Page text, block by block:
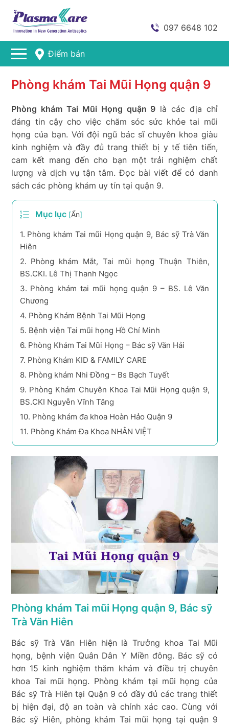
097 6648 102
Điểm bán
Phòng khám Tai Mũi Họng quận 9
Phòng khám Tai Mũi Họng quận 9 là các địa chỉ
đáng tin cậy cho việc chăm sóc sức khỏe tai mũi
họng của bạn. Với đội ngũ bác sĩ chuyên khoa giàu
kinh nghiệm và đầy đủ trang thiết bị y tế tiên tiến,
cam kết mang đến cho bạn một trải nghiệm chất
lượng và dịch vụ tận tâm. Đọc bài viết để có danh
sách các phòng khám uy tín tại quận 9.
Mục lục [Ẩn]
1. Phòng khám Tai mũi Họng quận 9, Bác sỹ Trà Văn
Hiên
2. Phòng khám Mắt, Tai mũi họng Thuận Thiên,
BS.CKI. Lê Thị Thanh Ngọc
3. Phòng khám tai mũi họng quận 9 – BS. Lê Văn
Chương
4. Phòng Khám Bệnh Tai Mũi Họng
5. Bệnh viện Tai mũi họng Hồ Chí Minh
6. Phòng Khám Tai Mũi Họng – Bác sỹ Văn Hải
7. Phòng Khám KID & FAMILY CARE
8. Phòng khám Nhi Đồng – Bs Bạch Tuyết
9. Phòng Khám Chuyên Khoa Tai Mũi Họng quận 9,
BS.CKI Nguyễn Vĩnh Tăng
10. Phòng khám đa khoa Hoàn Hảo Quận 9
11. Phòng Khám Đa Khoa NHÂN VIỆT
Phòng khám Tai mũi Họng quận 9, Bác sỹ
Trà Văn Hiên
Bác sỹ Trà Văn Hiên hiện là Trưởng khoa Tai Mũi
họng, bệnh viện Quân Dân Y Miền đông. Bác sỹ có
hơn 15 kinh nghiệm thăm khám và điều trị chuyên
khoa Tai mũi họng. Phòng khám tại mũi họng của
Bác sỹ Trà Hiên tại Quận 9 có đầy đủ các trang thiết
bị hiện đại, độ an toàn và chính xác cao. Cùng với
Bác sỹ Hiên, phòng khám Tai mũi họng tại quận 9